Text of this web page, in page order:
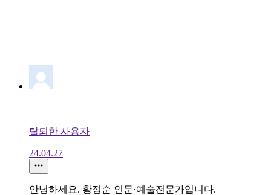
탈퇴한 사용자
24.04.27
안녕하세요. 황정순 인문·예술전문가입니다.